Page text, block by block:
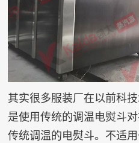
其实很多服装厂在以前科
是使用传统的调温电熨斗
传统调温的电熨斗。不适